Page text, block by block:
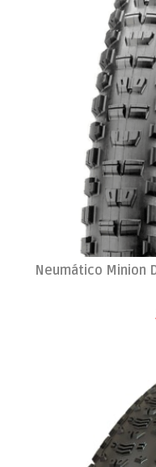
Neumático Minion